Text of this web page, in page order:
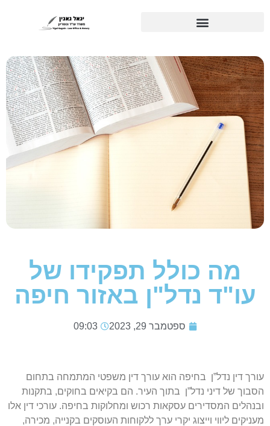
מה כולל תפקידו של
עו"ד נדל"ן באזור חיפה
ספטמבר 29, 2023 09:03
עורך דין נדל”ן בחיפה הוא עורך דין משפטי המתמחה בתחום
הסבוך של דיני נדל”ן בתוך העיר. הם בקיאים בחוקים, בתקנות
ובנהלים המסדירים עסקאות רכוש ומחלוקות בחיפה. עורכי דין אלו
מעניקים ליווי וייצוג יקרי ערך ללקוחות העוסקים בקנייה, מכירה,